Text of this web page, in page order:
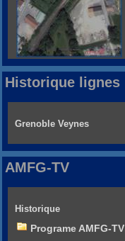
Historique lignes
Grenoble Veynes
AMFG-TV
Historique
Programe AMFG-TV